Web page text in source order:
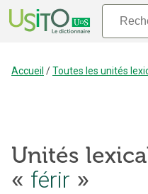
Accueil /Toutes les unités
Unités
« férir »